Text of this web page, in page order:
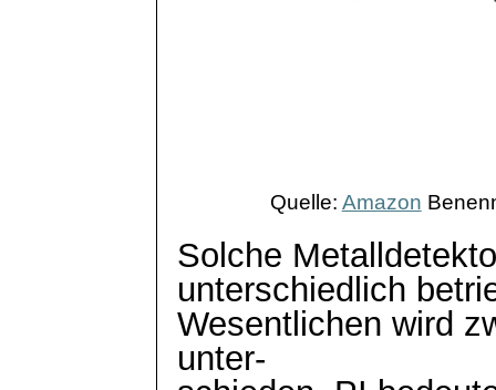
Quelle: Amazon
Solche
unterschiedlich
Wesentlichen wird
unter-